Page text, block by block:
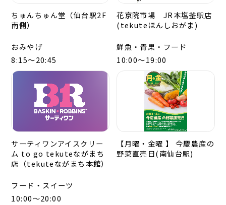
ちゅんちゅん堂（仙台駅2F
南側）
おみやげ
8:15～20:45
花京院市場 JR本塩釜駅店
(tekuteほんしおがま)
鮮魚・青果・フード
10:00～19:00
サーティワンアイスクリー
ム to go tekuteながまち
店（tekuteながまち本館）
フード・スイーツ
10:00～20:00
【月曜・金曜 】 今慶農産の
野菜直売日(南仙台駅)